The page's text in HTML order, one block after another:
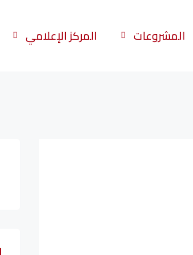
المشروعات المركز الإعلامي